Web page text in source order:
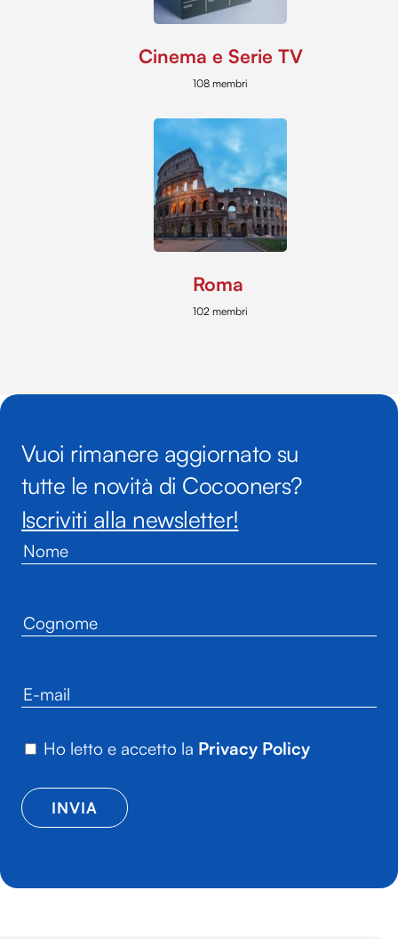
Cinema e Serie TV
108 membri
Roma
102 membri
Vuoi rimanere aggiornato su
tutte le novità di Cocooners?
Iscriviti alla newsletter!
Ho letto e accetto la Privacy Policy